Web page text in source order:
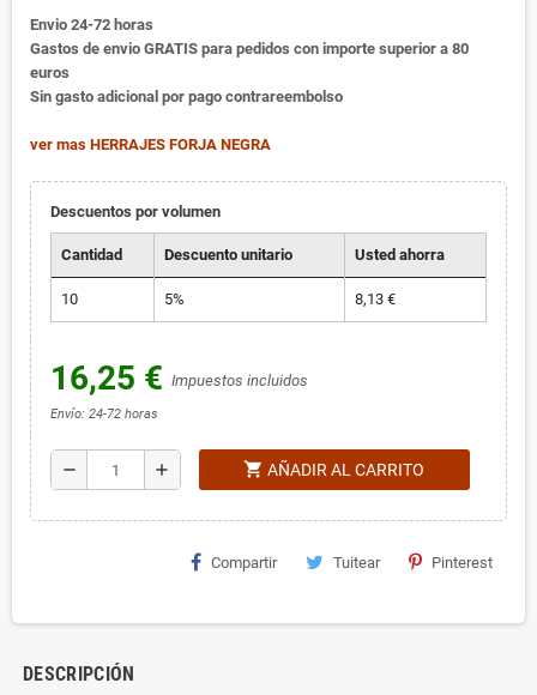
Envio 24-72 horas
Gastos de envio GRATIS para pedidos con importe superior a 80
euros
Sin gasto adicional por pago contrareembolso
ver mas HERRAJES FORJA NEGRA
Descuentos por volumen
Cantidad Descuento unitario Usted ahorra
10 5% 8,13 €
16,25 € Impuestos incluidos
Envío: 24-72 horas
remove add shopping_cart AÑADIR AL CARRITO
Compartir Tuitear Pinterest
DESCRIPCIÓN